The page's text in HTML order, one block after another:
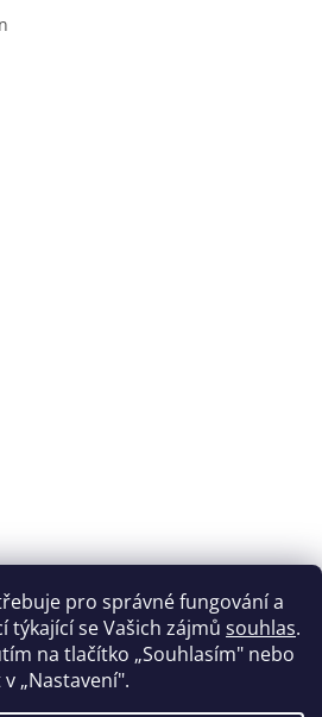
pro správné fungování a
se Vašich zájmů souhlas.
na tlačítko „Souhlasím" nebo
„Nastavení".